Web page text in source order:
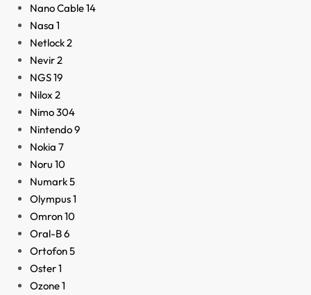
Nano Cable14
Nasa 1
Netlock2
Nevir2
NGS19
Nilox 2
Nimo304
Nintendo9
Nokia 7
Noru 10
Numark5
Olympus1
Omron10
Oral-B6
Ortofon5
Oster1
Ozone1